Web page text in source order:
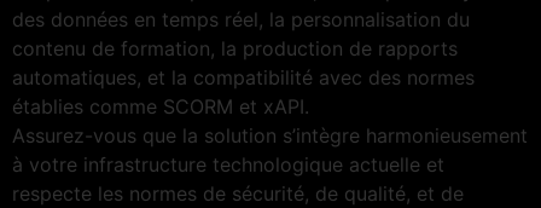
des données en temps réel, la personnalisation du
contenu de formation, la production de rapports
automatiques, et la compatibilité avec des normes
établies comme SCORM et xAPI.
Assurez-vous que la solution s’intègre harmonieusement
à votre infrastructure technologique actuelle et
respecte les normes de sécurité, de qualité, et de